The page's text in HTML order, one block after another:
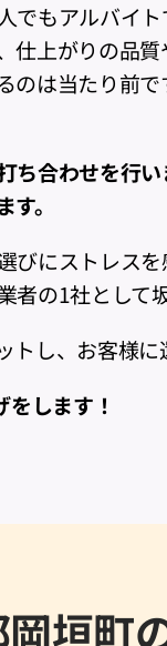
でもアルバイ
仕上がりの品
のは当たり前
ち合わせを行
。
びにストレス
の1社として
し、お客様に
します！
垣町